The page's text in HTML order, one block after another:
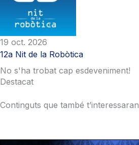
19 oct. 2026
12a Nit de la Robòtica
No s'ha trobat cap esdeveniment!
Destacat
Continguts que també t’interessaran